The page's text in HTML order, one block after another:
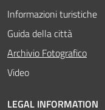
Informazioni turistiche
Guida della città
Archivio Fotografico
Video
LEGAL INFORMATION